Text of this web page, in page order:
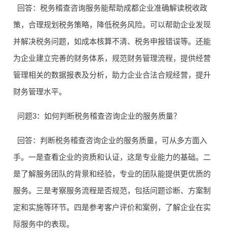
回答：税务稽查咨询服务能帮助成都企业准确解读税收政
策，合理规划税务策略，降低税务风险。可以帮助企业发现
并解决税务问题，如成本核算不清、税务申报错误等。还能
为企业建立完善的财务体系，规范财务管理流程，提供经营
管理相关的数据报表及分析，助力企业合法合规经营，提升
财务管理水平。
问题3：如何判断税务稽查咨询企业的服务质量？
回答：判断税务稽查咨询企业的服务质量，可从多方面入
手。一是查看企业的资质和认证，这是专业能力的基础。二
是了解服务团队的背景和经验，专业的团队能提供更优质的
服务。三是考察服务流程是否规范，包括问题诊断、方案制
定和实施等环节。四是参考客户评价和案例，了解企业在实
际服务中的表现。